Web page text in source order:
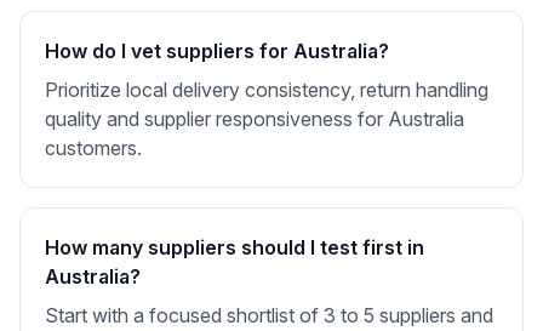
How do I vet suppliers for Australia?
Prioritize local delivery consistency, return handling
quality and supplier responsiveness for Australia
customers.
How many suppliers should I test first in
Australia?
Start with a focused shortlist of 3 to 5 suppliers and